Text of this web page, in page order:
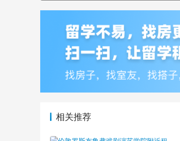
相关推荐